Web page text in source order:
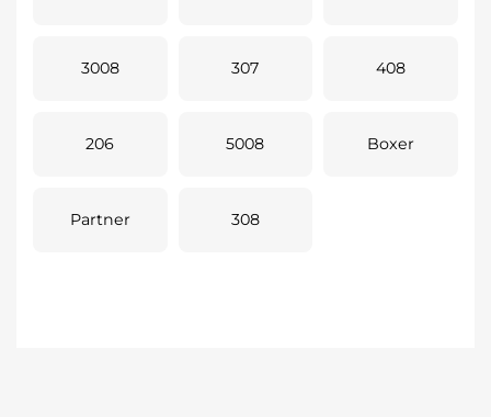
3008 307 408
206 5008 Boxer
Partner 308